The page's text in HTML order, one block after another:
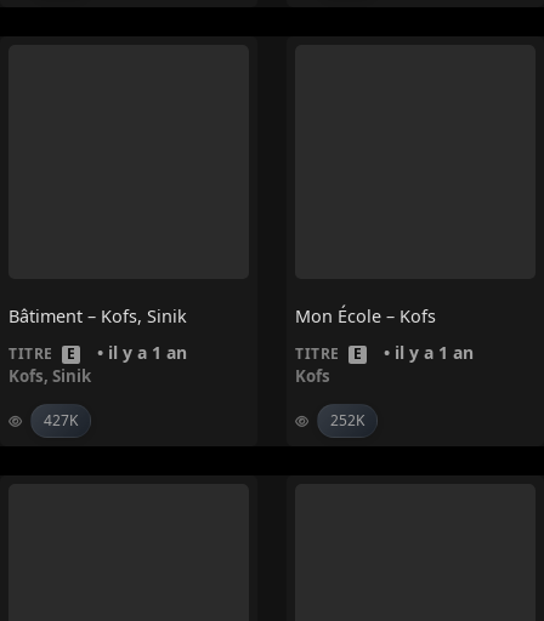
Bâtiment – Kofs, Sinik
TITRE E • il y a 1 an
Kofs, Sinik
427K
Mon École – Kofs
TITRE E • il y a 1 an
Kofs
252K